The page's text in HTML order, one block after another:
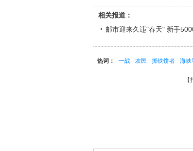
相关报道：
邮市迎来久违"春天" 新手
热词： 一战 农民 掷铁饼者 海峡
【